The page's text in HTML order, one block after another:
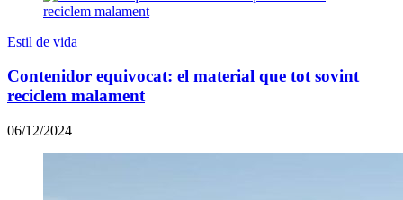
Estil de vida
Contenidor equivocat: el material que tot sovint
reciclem malament
06/12/2024